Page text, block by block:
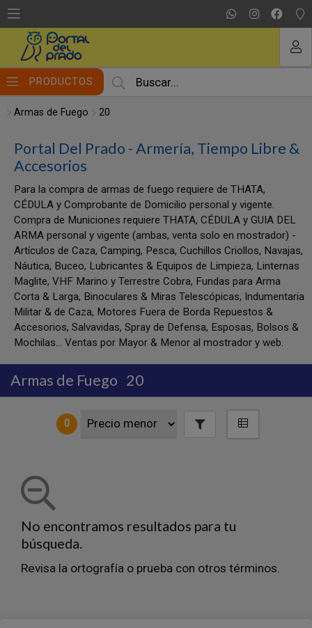
PRODUCTOS
Armas de Fuego 20
Portal Del Prado - Armería, Tiempo Libre &
Accesorios
Para la compra de armas de fuego requiere de THATA,
CÉDULA y Comprobante de Domicilio personal y vigente.
Compra de Municiones requiere THATA, CÉDULA y GUIA DEL
ARMA personal y vigente (ambas, venta solo en mostrador) -
Artículos de Caza, Camping, Pesca, Cuchillos Criollos, Navajas,
Náutica, Buceo, Lubricantes & Equipos de Limpieza, Linternas
Maglite, VHF Marino y Terrestre Cobra, Fundas para Arma
Corta & Larga, Binoculares & Miras Telescópicas, Indumentaria
Militar & de Caza, Motores Fuera de Borda Repuestos &
Accesorios, Salvavidas, Spray de Defensa, Esposas, Bolsos &
Mochilas... Ventas por Mayor & Menor al mostrador y web.
Armas de Fuego 20
0
No encontramos resultados para tu
búsqueda.
Revisa la ortografía o prueba con otros términos.